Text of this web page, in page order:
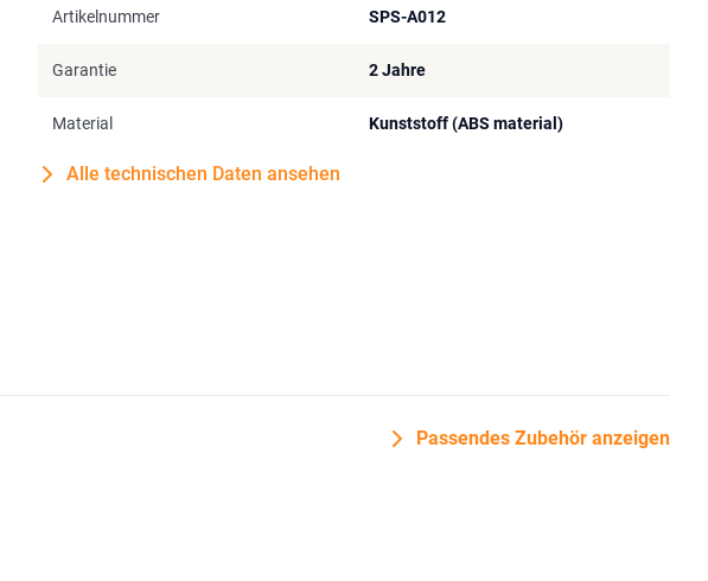
Artikelnummer SPS-A012
Garantie 2 Jahre
Material Kunststoff (ABS material)
Alle technischen Daten ansehen
Passendes Zubehör anzeigen